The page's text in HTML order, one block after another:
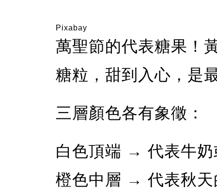
Pixabay
萬聖節的代表糖果！
糖粒，甜到入心，是
三層顏色各有象徵：
白色頂端 → 代表牛奶
橙色中層 → 代表秋天